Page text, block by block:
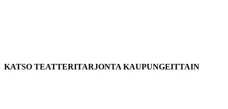
KATSO TEATTERITARJONTA KAUPUNGEITTAIN